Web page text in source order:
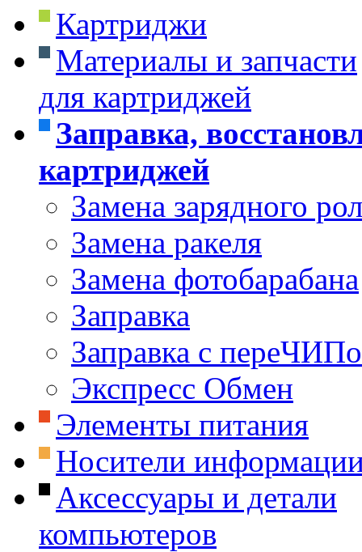
Картриджи
Материалы и запчасти
для картриджей
Заправка,
картриджей
Замена зарядного
Замена ракеля
Замена фотобарабана
Заправка
Заправка с
Экспресс Обмен
Элементы питания
Носители
Аксессуары и детали
компьютеров